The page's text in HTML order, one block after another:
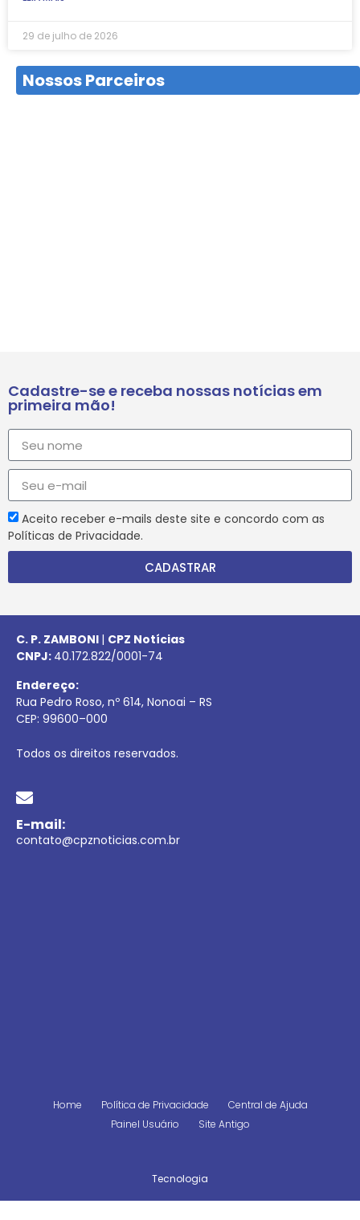
29 de julho de 2026
Nossos Parceiros
Cadastre-se e receba nossas notícias em
primeira mão!
Aceito receber e-mails deste site e concordo com as
Políticas de Privacidade.
CADASTRAR
C. P. ZAMBONI | CPZ Notícias
CNPJ: 40.172.822/0001-74
Endereço:
Rua Pedro Roso, nº 614, Nonoai – RS
CEP: 99600–000
Todos os direitos reservados.
E-mail:
contato@cpznoticias.com.br
Home Política de Privacidade
Central de Ajuda
Painel Usuário
Site Antigo
Tecnologia